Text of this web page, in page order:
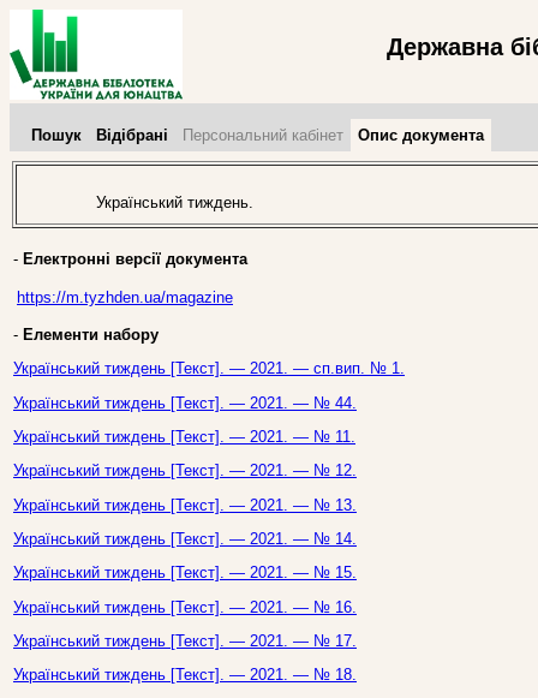
Державна
Пошук Відібрані Персональний кабінет Опис документа
Український тиждень.
- Електронні версії документа
https://m.tyzhden.ua/magazine
- Елементи набору
Український тиждень [Текст]. — 2021. — сп.вип. № 1.
Український тиждень [Текст]. — 2021. — № 44.
Український тиждень [Текст]. — 2021. — № 11.
Український тиждень [Текст]. — 2021. — № 12.
Український тиждень [Текст]. — 2021. — № 13.
Український тиждень [Текст]. — 2021. — № 14.
Український тиждень [Текст]. — 2021. — № 15.
Український тиждень [Текст]. — 2021. — № 16.
Український тиждень [Текст]. — 2021. — № 17.
Український тиждень [Текст]. — 2021. — № 18.